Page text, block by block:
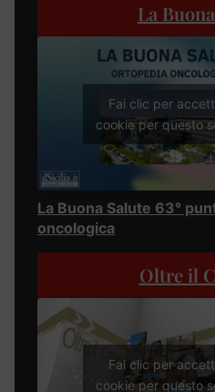
La
Fai clic per
cookie per questo
La Buona Salute 63°
oncologica
Oltre il
Fai clic per
cookie per questo